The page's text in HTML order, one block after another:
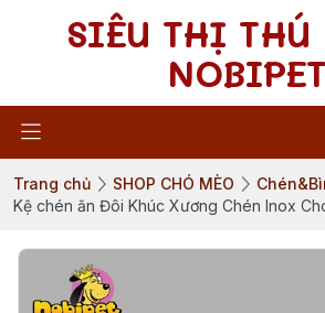
SIÊU THỊ THÚ
NOBIPET
Trang chủ SHOP CHÓ MÈO
Kệ chén ăn Đôi Khúc Xương Chén Inox